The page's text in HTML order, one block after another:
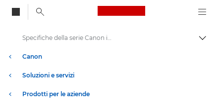
Canon Logo, back
Canon
Soluzioni e servizi
Prodotti per le aziende
Specifiche della serie Canon imageRUNNER ADVANCE DX C3800